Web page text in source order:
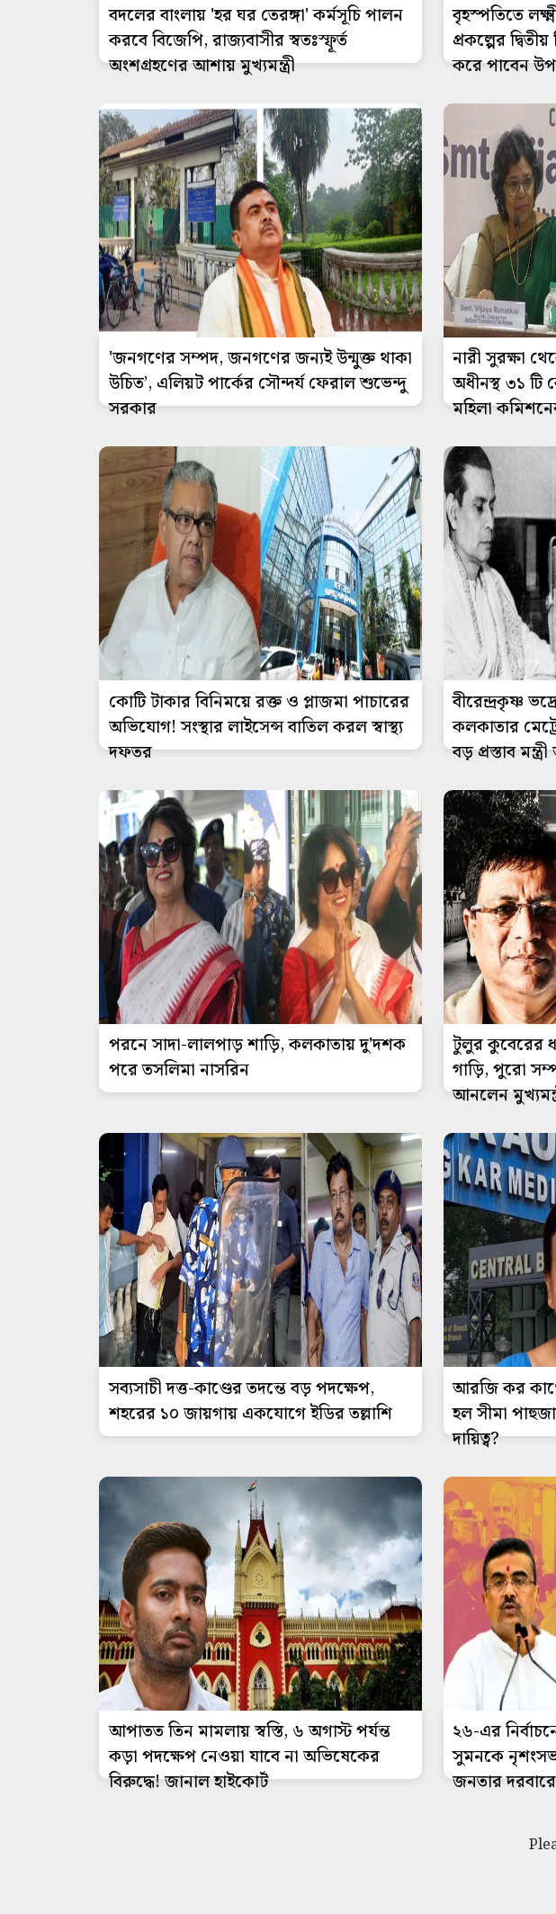
বদলের বাংলায় 'হর ঘর তেরঙ্গা' কর্মসূচি পালন
করবে বিজেপি, রাজ্যবাসীর স্বতঃস্ফূর্ত
অংশগ্রহণের আশায় মুখ্যমন্ত্রী
বৃহস্পতিতে
প্রকল্পের
করে পাবেন
'জনগণের সম্পদ, জনগণের জন্যই উন্মুক্ত থাকা
উচিত’, এলিয়ট পার্কের সৌন্দর্য ফেরাল শুভেন্দু
সরকার
নারী সুরক্ষা
অধীনস্থ ৩১
মহিলা
কোটি টাকার বিনিময়ে রক্ত ও প্লাজমা পাচারের
অভিযোগ! সংস্থার লাইসেন্স বাতিল করল স্বাস্থ্য
দফতর
বীরেন্দ্রকৃষ্ণ
কলকাতার
বড় প্রস্তাব
পরনে সাদা-লালপাড় শাড়ি, কলকাতায় দু'দশক
পরে তসলিমা নাসরিন
টুলুর কুবেরের
গাড়ি, পুরো
আনলেন
সব্যসাচী দত্ত-কাণ্ডের তদন্তে বড় পদক্ষেপ,
শহরের ১০ জায়গায় একযোগে ইডির তল্লাশি
আরজি কর
হল সীমা
দায়িত্ব?
আপাতত তিন মামলায় স্বস্তি, ৬ অগাস্ট পর্যন্ত
কড়া পদক্ষেপ নেওয়া যাবে না অভিষেকের
বিরুদ্ধে! জানাল হাইকোর্ট
২৬-এর
সুমনকে
জনতার